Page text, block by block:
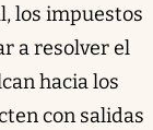
los impuestos
a resolver el
hacia los
con salidas